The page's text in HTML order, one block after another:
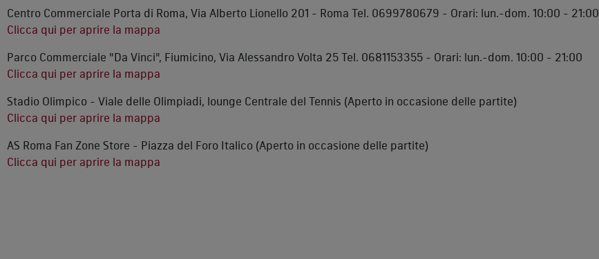
Centro Commerciale Porta di Roma, Via Alberto Lionello 201 - Roma Tel. 0699780679 - Orari: lun.-dom. 10:00 - 21:00
Clicca qui per aprire la mappa
Parco Commerciale "Da Vinci", Fiumicino, Via Alessandro Volta 25 Tel. 0681153355 - Orari: lun.-dom. 10:00 - 21:00
Clicca qui per aprire la mappa
Stadio Olimpico - Viale delle Olimpiadi, lounge Centrale del Tennis (Aperto in occasione delle partite)
Clicca qui per aprire la mappa
AS Roma Fan Zone Store - Piazza del Foro Italico (Aperto in occasione delle partite)
Clicca qui per aprire la mappa